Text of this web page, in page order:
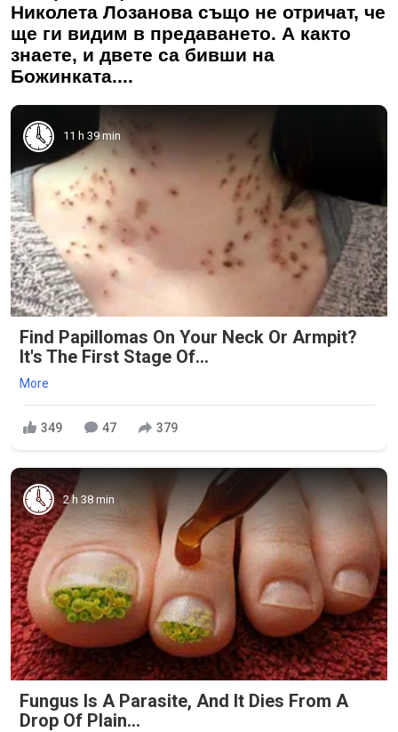
Николета Лозанова също не отричат, че
ще ги видим в предаването. А както
знаете, и двете са бивши на
Божинката....
11 h 39 min
Find Papillomas On Your Neck Or Armpit?
It's The First Stage Of...
More
349 47 379
2 h 38 min
Fungus Is A Parasite, And It Dies From A
Drop Of Plain...